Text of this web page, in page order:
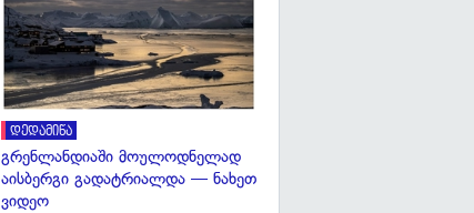
დედამიწა
გრენლანდიაში მოულოდნელად
აისბერგი გადატრიალდა — ნახეთ
ვიდეო